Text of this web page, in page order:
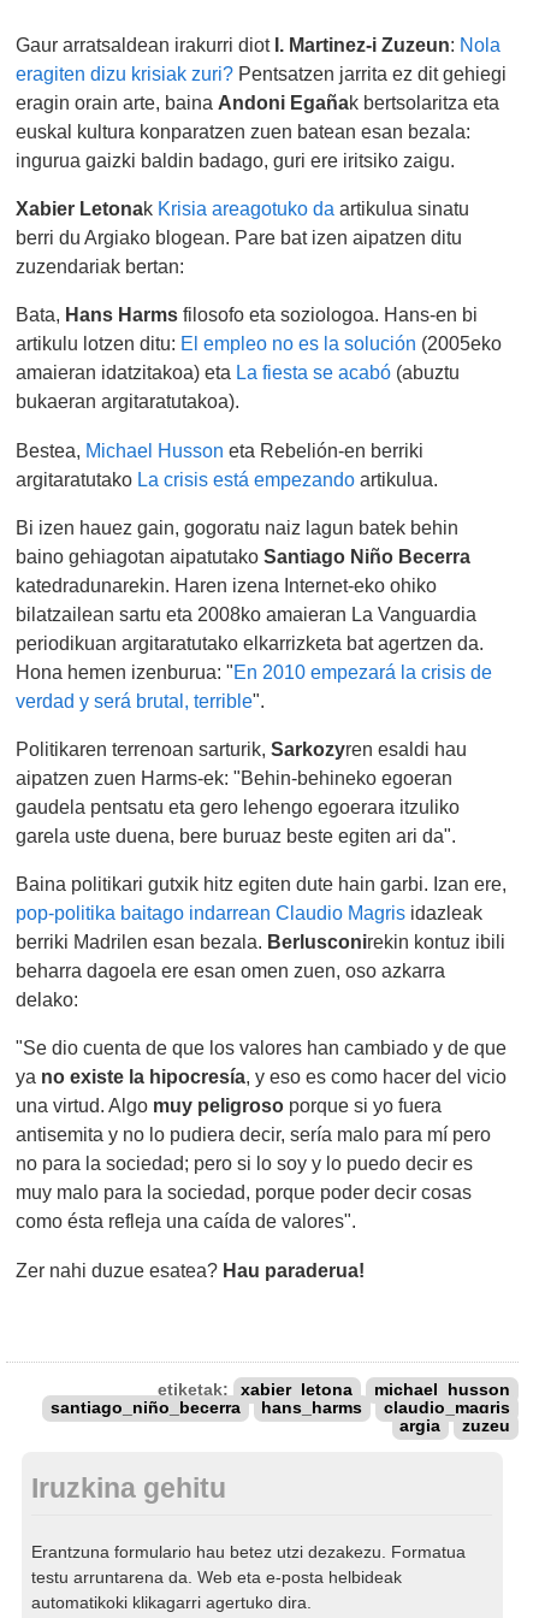
Gaur arratsaldean irakurri diot I. Martinez-i Zuzeun: Nola
eragiten dizu krisiak zuri? Pentsatzen jarrita ez dit gehiegi
eragin orain arte, baina Andoni Egañak bertsolaritza eta
euskal kultura konparatzen zuen batean esan bezala:
ingurua gaizki baldin badago, guri ere iritsiko zaigu.
Xabier Letonak Krisia areagotuko da artikulua sinatu
berri du Argiako blogean. Pare bat izen aipatzen ditu
zuzendariak bertan:
Bata, Hans Harms filosofo eta soziologoa. Hans-en bi
artikulu lotzen ditu: El empleo no es la solución (2005eko
amaieran idatzitakoa) eta La fiesta se acabó (abuztu
bukaeran argitaratutakoa).
Bestea, Michael Husson eta Rebelión-en berriki
argitaratutako La crisis está empezando artikulua.
Bi izen hauez gain, gogoratu naiz lagun batek behin
baino gehiagotan aipatutakoSantiago Niño Becerra
katedradunarekin. Haren izena Internet-eko ohiko
bilatzailean sartu eta 2008ko amaieran La Vanguardia
periodikuan argitaratutako elkarrizketa bat agertzen da.
Hona hemen izenburua: "En 2010 empezará la crisis de
verdad y será brutal, terrible".
Politikaren terrenoan sarturik,Sarkozyren esaldi hau
aipatzen zuen Harms-ek: "Behin-behineko egoeran
gaudela pentsatu eta gero lehengo egoerara itzuliko
garela uste duena, bere buruaz beste egiten ari da".
Baina politikari gutxik hitz egiten dute hain garbi. Izan ere,
pop-politika baitago indarrean Claudio Magris idazleak
berriki Madrilen esan bezala. Berlusconirekin kontuz ibili
beharra dagoela ere esan omen zuen, oso azkarra
delako:
"Se dio cuenta de que los valores han cambiado y de que
ya no existe la hipocresía, y eso es como hacer del vicio
una virtud. Algo muy peligroso porque si yo fuera
antisemita y no lo pudiera decir, sería malo para mí pero
no para la sociedad; pero si lo soy y lo puedo decir es
muy malo para la sociedad, porque poder decir cosas
como ésta refleja una caída de valores".
Zer nahi duzue esatea? Hau paraderua!
etiketak: xabier_letona
michael_husson
santiago_niño_becerra
hans_harms
claudio_magris
argia
zuzeu
Iruzkina gehitu
Erantzuna formulario hau betez utzi dezakezu. Formatua
testu arruntarena da. Web eta e-posta helbideak
automatikoki klikagarri agertuko dira.